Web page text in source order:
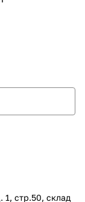
1, стр.50, склад